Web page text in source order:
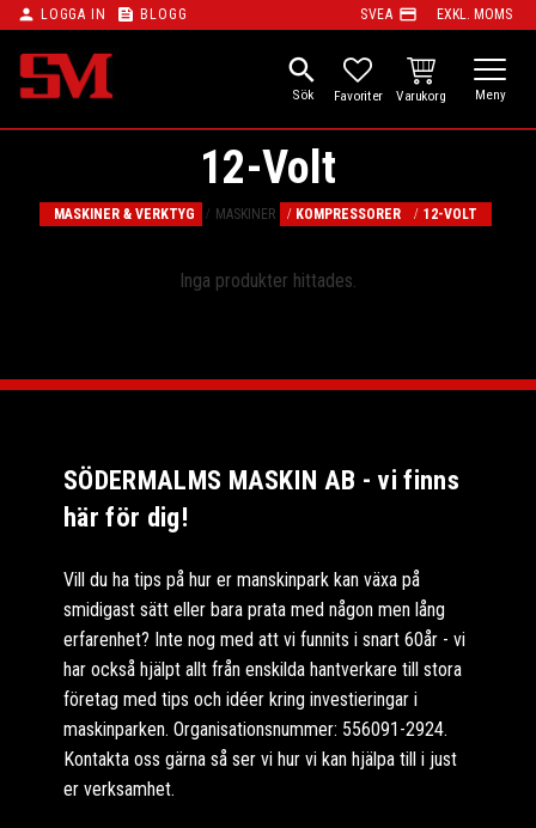
Meny
person LOGGA IN feed BLOGG SVEA payment EXKL. MOMS
search
FAVORITER
KUNDVAGN
12-Volt
MASKINER & VERKTYG MASKINER KOMPRESSORER 12-VOLT
Inga produkter hittades.
SÖDERMALMS MASKIN AB - vi finns
här för dig!
Vill du ha tips på hur er manskinpark kan växa på
smidigast sätt eller bara prata med någon men lång
erfarenhet? Inte nog med att vi funnits i snart 60år - vi
har också hjälpt allt från enskilda hantverkare till stora
företag med tips och idéer kring investieringar i
maskinparken. Organisationsnummer: 556091-2924.
Kontakta oss gärna så ser vi hur vi kan hjälpa till i just
er verksamhet.